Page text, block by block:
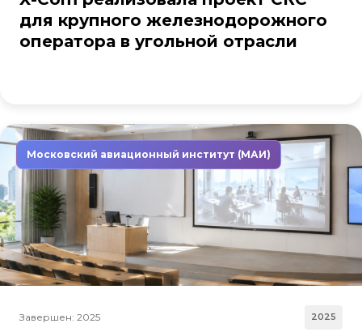
для крупного железнодорожного
оператора в угольной отрасли
Московский авиационный институт (МАИ)
Завершен: 2025 2025